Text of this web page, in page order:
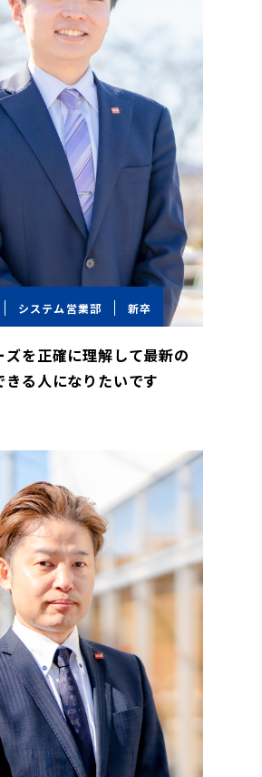
システム営業部 新卒
ズを正確に理解して最新の
きる人になりたいです